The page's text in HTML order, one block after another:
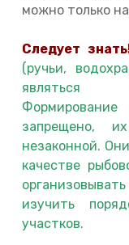
можно только
Следует
(ручьи,
являться
запрещено,
незаконной.
качестве
изучить
участков.